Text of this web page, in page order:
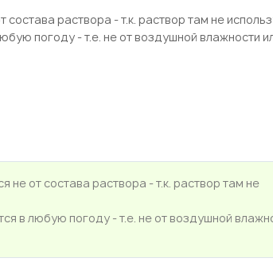
раствора - т.к. раствор там не
погоду - т.е. не от воздушной влажности
от состава раствора - т.к. раствор там не
в любую погоду - т.е. не от воздушной